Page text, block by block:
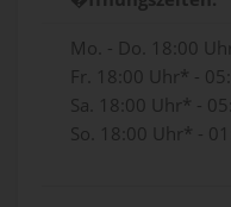
Mo. - Do. 18:00
Fr. 18:00 Uhr* -
Sa. 18:00 Uhr* -
So. 18:00 Uhr* -